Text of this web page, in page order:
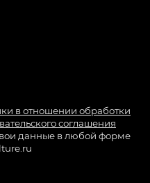
в отношении обработки
соглашения
данные в любой форме